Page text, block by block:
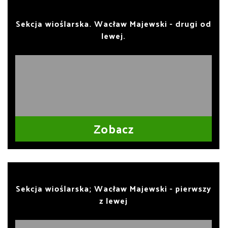
Sekcja wioślarska. Wacław Majewski - drugi od
lewej.
Zobacz
Sekcja wioślarska; Wacław Majewski - pierwszy
z lewej